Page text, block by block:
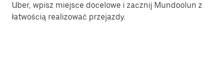
Uber, wpisz miejsce docelowe i zacznij Mundoolun z
łatwością realizować przejazdy.